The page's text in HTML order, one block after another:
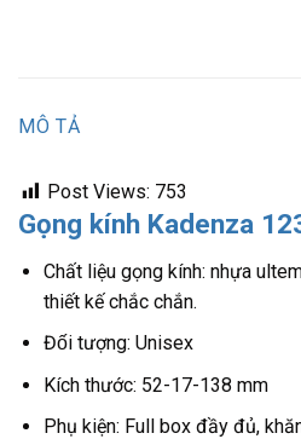
MÔ TẢ
Post Views: 753
Gọng kính Kadenza
Chất liệu gọng kính: nhựa
thiết kế chắc chắn.
Đối tượng: Unisex
Kích thước: 52-17-138 mm
Phụ kiện: Full box đầy đủ,